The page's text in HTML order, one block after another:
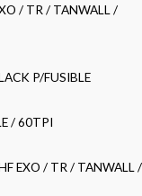
/ TR / TANWALL /
P/FUSIBLE
/ 60TPI
EXO / TR / TANWALL /